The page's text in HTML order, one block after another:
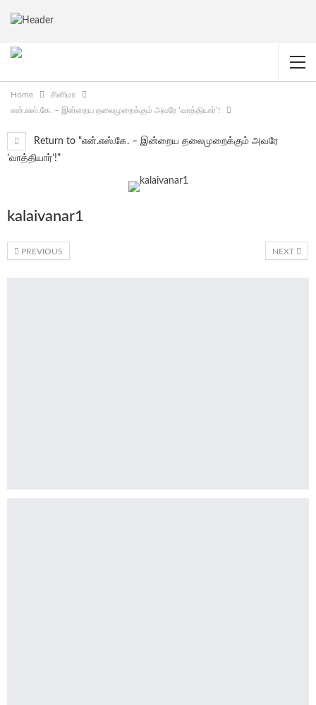
Home
சினிமா
என்.எஸ்.கே. – இன்றைய தலைமுறைக்கும் அவரே ’வாத்தியார்’!
Return to "என்.எஸ்.கே. – இன்றைய தலைமுறைக்கும் அவரே
’வாத்தியார்’!"
kalaivanar1
NEXT
PREVIOUS